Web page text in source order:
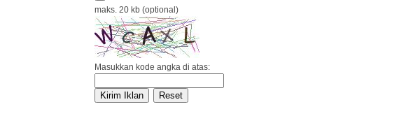
maks. 20 kb (optional)
Masukkan kode angka di atas: